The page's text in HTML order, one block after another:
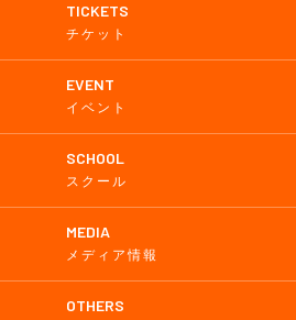
TICKETS
チケット
EVENT
イベント
SCHOOL
スクール
MEDIA
メディア情報
OTHERS